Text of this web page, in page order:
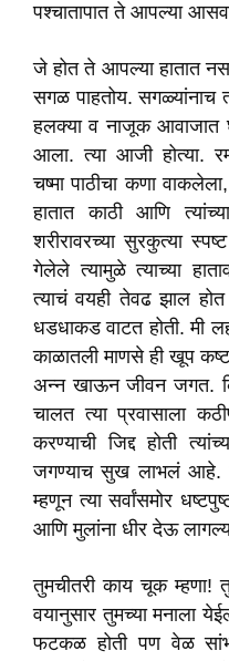
पश्चातापात ते आपल्या
जे होत ते आपल्या हातात
सगळ पाहतोय. सगळ्यांनाच
हलक्या व नाजूक आवाजात
आला. त्या आजी होत्या.
चष्मा पाठीचा कणा
हातात काठी आणि
शरीरावरच्या सुरकुत्या
गेलेले त्यामुळे त्याच्या
त्याचं वयही तेवढ झाल
धडधाकड वाटत होती. मी
काळातली माणसे ही खूप
अन्न खाऊन जीवन जगत.
चालत त्या प्रवासाला
करण्याची जिद्द होती
जगण्याच सुख लाभलं आहे.
म्हणून त्या सर्वांसमोर
आणि मुलांना धीर देऊ
तुमचीतरी काय चूक म्हणा!
वयानुसार तुमच्या मनाला
फटकळ होती पण वेळ